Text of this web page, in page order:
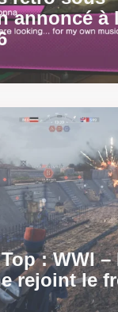
annoncé à
: WWI –
rejoint le